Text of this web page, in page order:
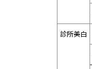
診所美白